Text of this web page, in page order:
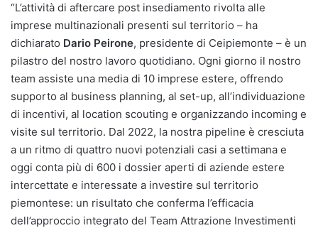
“L’attività di aftercare post insediamento rivolta alle
imprese multinazionali presenti sul territorio – ha
dichiarato Dario Peirone, presidente di Ceipiemonte – è un
pilastro del nostro lavoro quotidiano. Ogni giorno il nostro
team assiste una media di 10 imprese estere, offrendo
supporto al business planning, al set-up, all’individuazione
di incentivi, al location scouting e organizzando incoming e
visite sul territorio. Dal 2022, la nostra pipeline è cresciuta
a un ritmo di quattro nuovi potenziali casi a settimana e
oggi conta più di 600 i dossier aperti di aziende estere
intercettate e interessate a investire sul territorio
piemontese: un risultato che conferma l’efficacia
dell’approccio integrato del Team Attrazione Investimenti